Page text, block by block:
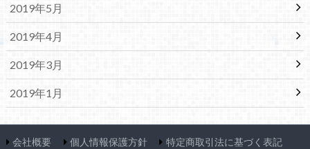
2019年5月
2019年4月
2019年3月
2019年1月
会社概要 個人情報保護方針
特定商取引法に基づく表記